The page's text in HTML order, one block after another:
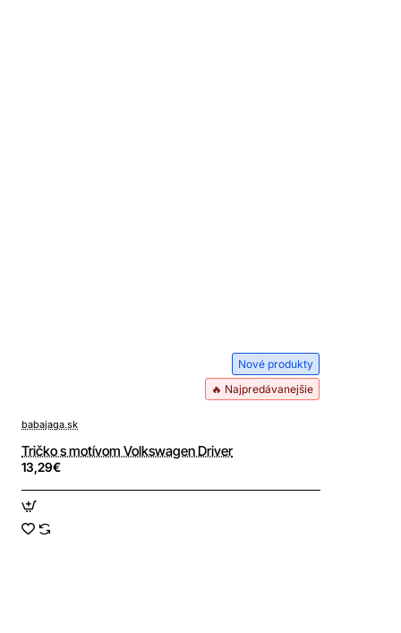
Nové produkty
🔥 Najpredávanejšie
babajaga.sk
Tričko s motívom Volkswagen Driver
13,29€